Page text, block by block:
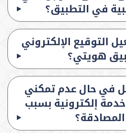
في التطبيق؟
التوقيع الإلكتروني
هويتي؟
في حال عدم تمكني
إلكترونية بسبب